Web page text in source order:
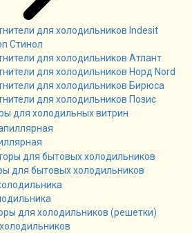
для холодильников Indesit
Стинол
для холодильников Атлант
для холодильников Норд Nord
для холодильников Бирюса
для холодильников Позис
для холодильных витрин
для бытовых холодильников
для холодильников (решетки)